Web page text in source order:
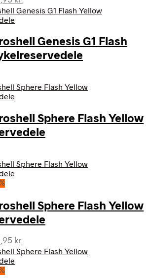
kr..
aktuelle
173,95 kr..
Genesis G1 Flash
Sphere Flash Yellow
Sphere Flash Yellow
kr.
aktuelle